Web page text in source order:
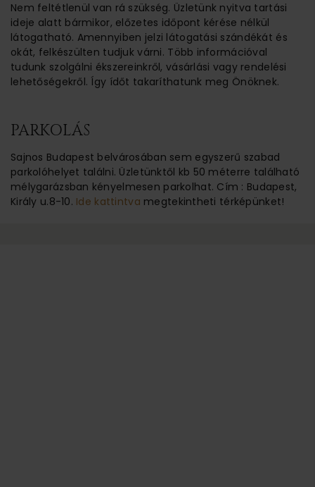
Nem feltétlenül van rá szükség. Üzletünk nyitva tartási
ideje alatt bármikor, előzetes időpont kérése nélkül
látogatható. Amennyiben jelzi látogatási szándékát és
okát, felkészülten tudjuk várni. Több információval
tudunk szolgálni ékszereinkről, vásárlási vagy rendelési
lehetőségekről. Így ídőt takaríthatunk meg Önöknek.
PARKOLÁS
Sajnos Budapest belvárosában sem egyszerű szabad
parkolóhelyet találni. Üzletünktől kb 50 méterre található
mélygarázsban kényelmesen parkolhat. Cím : Budapest,
Király u.8-10. Ide kattintva megtekintheti térképünket!